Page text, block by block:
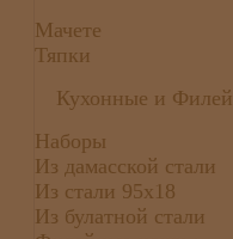
Мачете
Тяпки
Кухонные и
Наборы
Из дамасской стали
Из стали 95х18
Из булатной стали